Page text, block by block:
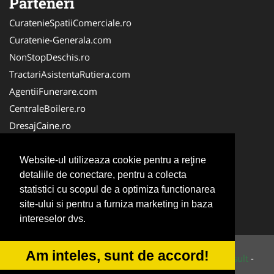
Website-ul utilizeaza cookie pentru a reţine
detaliile de conectare, pentru a colecta
statistici cu scopul de a optimiza functionarea
site-ului si pentru a furniza marketing in baza
intereselor dvs.
Am inteles, sunt de accord!
CuratenieSpatiiComerciale.ro
Curatenie-Generala.com
NonStopDeschis.ro
TractariAsistentaRutiera.com
AgentiiFunerare.com
CentraleBoilere.ro
DresajCaine.ro
Alpinist-Utilitar.com
Birouri-Cadastru.ro
FirmaTractariAuto.ro
Service-Reparatii.com
© 2014-2026 Powered byVilonMedia&Tokaido Consult -